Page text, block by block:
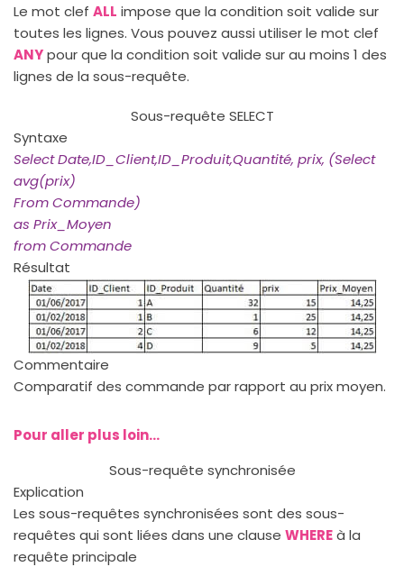
Le mot clef ALL impose que la condition soit valide sur
toutes les lignes. Vous pouvez aussi utiliser le mot clef
ANYpour que la condition soit valide sur au moins 1 des
lignes de la sous-requête.
Sous-requête SELECT
Syntaxe
Select Date,ID_Client,ID_Produit,Quantité, prix, (Select
avg(prix)
From Commande)
as Prix_Moyen
from Commande
Résultat
Commentaire
Comparatif des commande par rapport au prix moyen.
Pour aller plus loin...
Sous-requête synchronisée
Explication
Les sous-requêtes synchronisées sont des sous-
requêtes qui sont liées dans une clause WHEREà la
requête principale